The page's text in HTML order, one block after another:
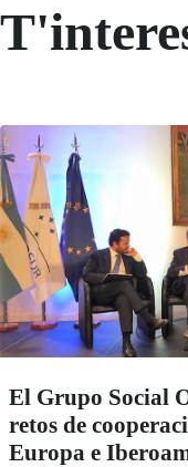
El Grupo Social
retos de
Europa e